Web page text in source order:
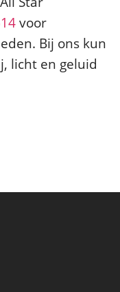
voor
Bij ons kun
licht en geluid